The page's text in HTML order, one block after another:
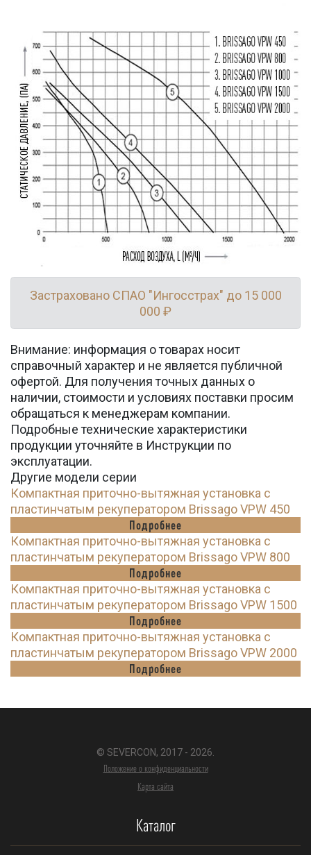
Застраховано СПАО "Ингосстрах" до 15 000
000 ₽
Внимание: информация о товарах носит
справочный характер и не является публичной
офертой. Для получения точных данных о
наличии, стоимости и условиях поставки просим
обращаться к менеджерам компании.
Подробные технические характеристики
продукции уточняйте в Инструкции по
эксплуатации.
Другие модели серии
Компактная приточно-вытяжная установка с
пластинчатым рекуператором Brissago VPW 450
Подробнее
Компактная приточно-вытяжная установка с
пластинчатым рекуператором Brissago VPW 800
Подробнее
Компактная приточно-вытяжная установка с
пластинчатым рекуператором Brissago VPW 1500
Подробнее
Компактная приточно-вытяжная установка с
пластинчатым рекуператором Brissago VPW 2000
Подробнее
© SEVERCON, 2017 - 2026.
Положение о конфиденциальности
Карта сайта
Каталог